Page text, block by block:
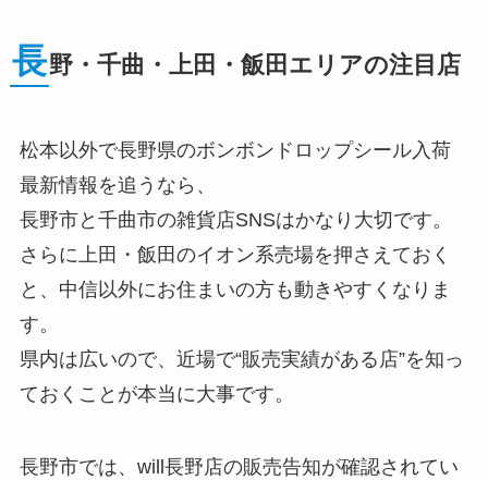
長野・千曲・上田・飯田エリアの注目店
松本以外で長野県のボンボンドロップシール入荷
最新情報を追うなら、
長野市と千曲市の雑貨店SNSはかなり大切です。
さらに上田・飯田のイオン系売場を押さえておく
と、中信以外にお住まいの方も動きやすくなりま
す。
県内は広いので、近場で“販売実績がある店”を知っ
ておくことが本当に大事です。
長野市では、will長野店の販売告知が確認されてい